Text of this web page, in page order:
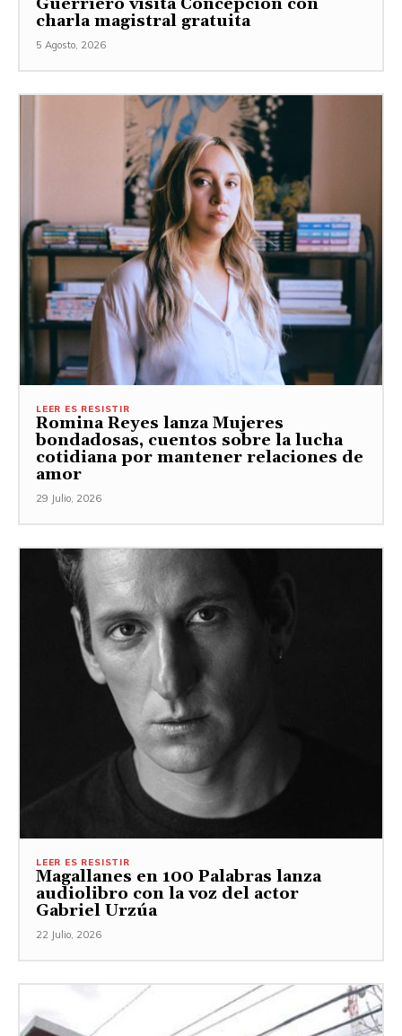
charla magistral gratuita
5 Agosto, 2026
LEER ES RESISTIR
Romina Reyes lanza Mujeres
bondadosas, cuentos sobre la lucha
cotidiana por mantener relaciones de
amor
29 Julio, 2026
LEER ES RESISTIR
Magallanes en 100 Palabras lanza
audiolibro con la voz del actor
Gabriel Urzúa
22 Julio, 2026